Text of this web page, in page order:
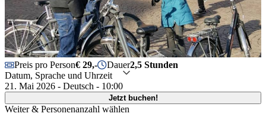
Preis pro Person€ 29,- Dauer2,5 Stunden
Datum, Sprache und Uhrzeit
21. Mai 2026 - Deutsch - 10:00
Jetzt buchen!
Weiter & Personenanzahl wählen